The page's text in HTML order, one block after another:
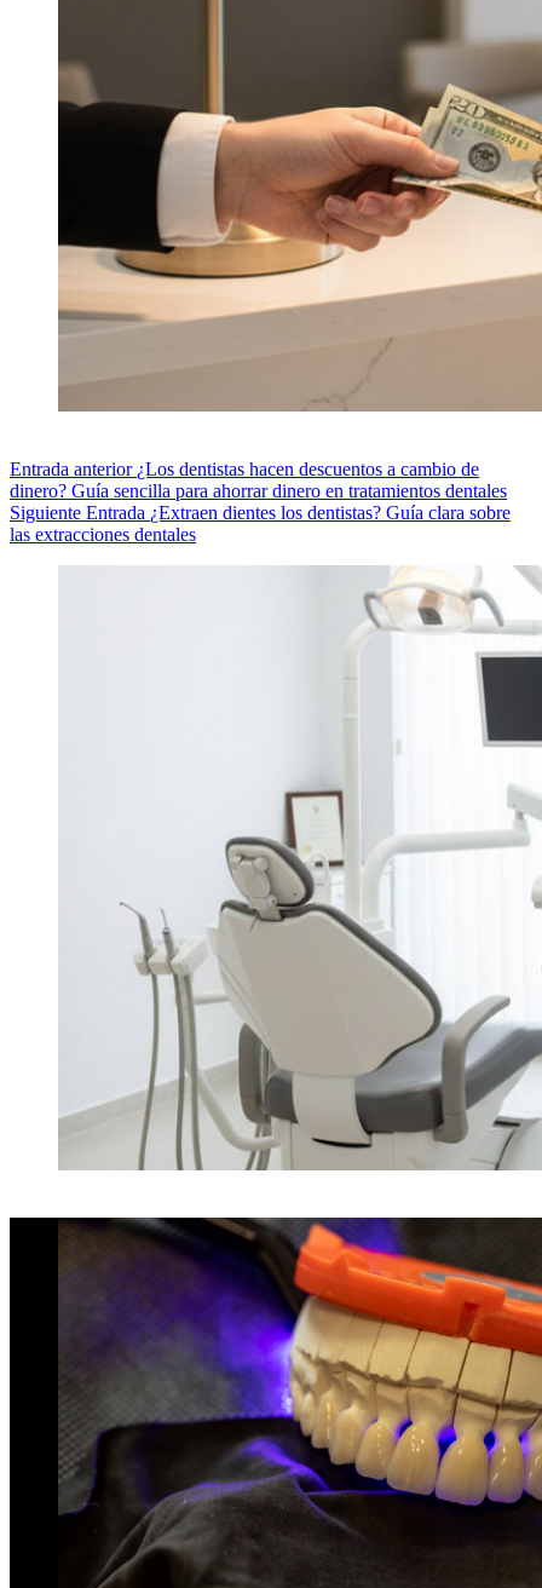
Entrada anterior ¿Los dentistas hacen descuentos a cambio de
dinero? Guía sencilla para ahorrar dinero en tratamientos dentales
Siguiente Entrada ¿Extraen dientes los dentistas? Guía clara sobre
las extracciones dentales